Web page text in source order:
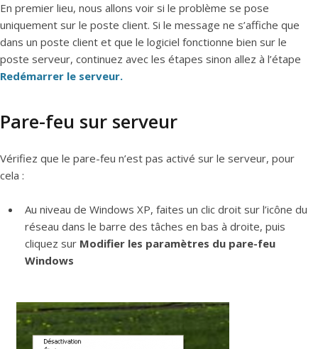
En premier lieu, nous allons voir si le problème se pose
uniquement sur le poste client. Si le message ne s’affiche que
dans un poste client et que le logiciel fonctionne bien sur le
poste serveur, continuez avec les étapes sinon allez à l’étape
Redémarrer le serveur.
Pare-feu sur serveur
Vérifiez que le pare-feu n’est pas activé sur le serveur, pour
cela :
Au niveau de Windows XP, faites un clic droit sur l’icône du
réseau dans le barre des tâches en bas à droite, puis
cliquez sur Modifier les paramètres du pare-feu
Windows